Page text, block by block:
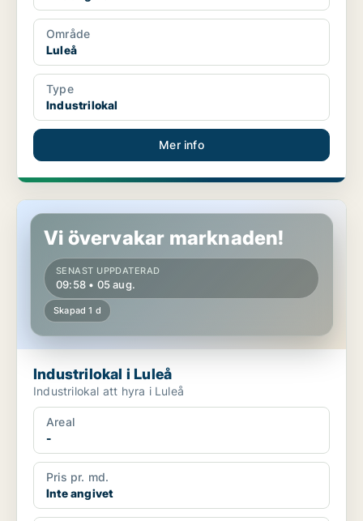
Område
Luleå
Type
Industrilokal
Mer info
Industrilokal i Luleå
Vi övervakar marknaden!
SENAST UPPDATERAD
09:58 • 05 aug.
Skapad 1 d
Industrilokal i Luleå
Industrilokal att hyra i Luleå
Areal
-
Pris pr. md.
Inte angivet